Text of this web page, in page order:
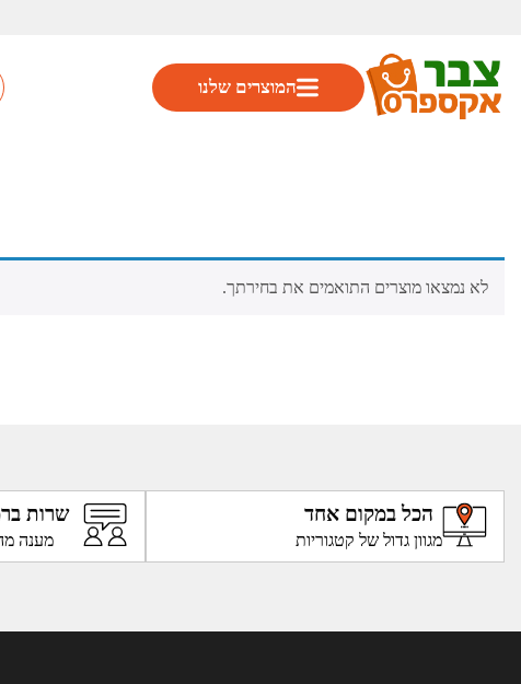
המוצרים שלנו
לא נמצאו מוצרים התואמים את בחירתך.
הכל במקום אחד
מגוון גדול של קטגוריות
שרות
מענה